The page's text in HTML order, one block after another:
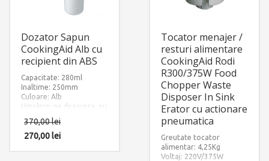
Dozator Sapun
CookingAid Alb cu
recipient din ABS
Capacitate: 280ml
Inaltime: 250mm
Culoare: Alb
Umplere: pe deasupra, nu
necesita interventie sub
chiuveta dupa instalare
370,00lei
270,00lei
Tocator menajer /
resturi alimentare
CookingAid Rodi
R300/375W Food
Chopper Waste
Disposer In Sink
Erator cu actionare
pneumatica
Greutate tocator
alimentar: 4,25Kg
Voltaj: 220V/375W